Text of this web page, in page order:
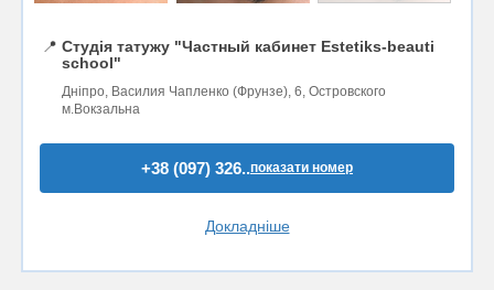
📍 Студія татужу "Частный кабинет Estetiks-beauti
school"
Дніпро, Василия Чапленко (Фрунзе), 6, Островского
м.Вокзальна
+38 (097) 326..показати номер
Докладніше